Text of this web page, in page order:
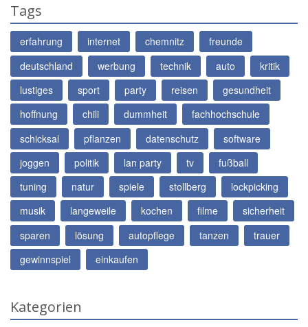
Tags
erfahrung internet chemnitz
freunde
deutschland
werbung technik auto
kritik
lustiges
sport party reisen
gesundheit
hoffnung
chili dummheit
fachhochschule
schicksal
pflanzen datenschutz
software
joggen
politik lan party tv
fußball
tuning
natur spiele stollberg
lockpicking
musik
langeweile kochen filme
sicherheit
sparen
lösung autopflege tanzen
trauer
gewinnspiel
einkaufen
Kategorien